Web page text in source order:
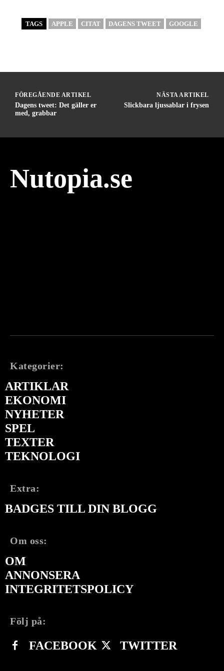
TAGS APPLE CITAT DAGENS TWEET GOOGLE
FÖREGÅENDE ARTIKEL
Dagens tweet: Det gäller er
med, grabbar
NÄSTA ARTIKEL
Slickbara ljussablar i frysen
Nutopia.se
Kategorier:
ARTIKLAR
EKONOMI
NYHETER
SPEL
TEXTER
TEKNOLOGI
Extra:
BADGES TILL DIN BLOGG
Om oss:
OM
ANNONSERA
INTEGRITETSPOLICY
Följ på:
FACEBOOK TWITTER